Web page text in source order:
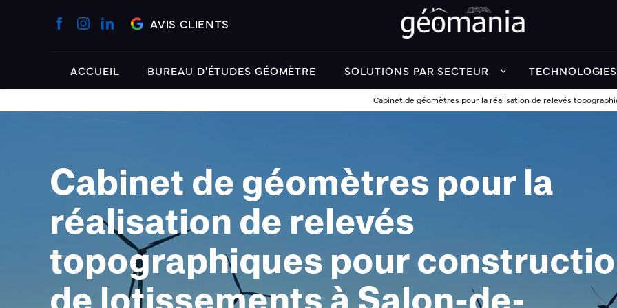
AVIS CLIENTS
ACCUEIL BUREAU D'ÉTUDES GÉOMÈTRE SOLUTIONS PAR SECTEUR
Cabinet de géomètres pour la réalisation de relevés
Cabinet de géomètres pour la
réalisation de relevés
topographiques pour